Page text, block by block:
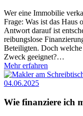
Wer eine Immobilie
Frage: Was ist das
Antwort darauf ist
reibungslose
Beteiligten. Doch
Zweck geeignet?…
Mehr erfahren
04.06.2025
Wie finanziere ich